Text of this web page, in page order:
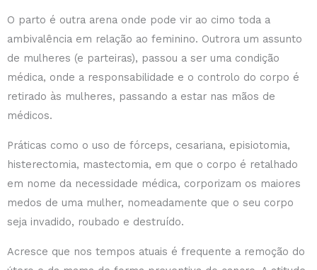
O parto é outra arena onde pode vir ao cimo toda a
ambivalência em relação ao feminino. Outrora um assunto
de mulheres (e parteiras), passou a ser uma condição
médica, onde a responsabilidade e o controlo do corpo é
retirado às mulheres, passando a estar nas mãos de
médicos.
Práticas como o uso de fórceps, cesariana, episiotomia,
histerectomia, mastectomia, em que o corpo é retalhado
em nome da necessidade médica, corporizam os maiores
medos de uma mulher, nomeadamente que o seu corpo
seja invadido, roubado e destruído.
Acresce que nos tempos atuais é frequente a remoção do